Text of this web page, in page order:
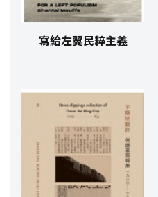
寫給左翼民粹主義